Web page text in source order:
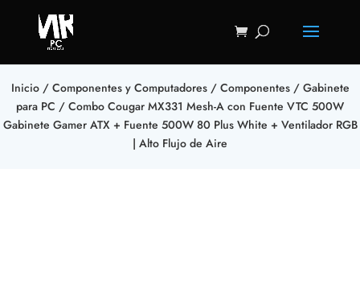
Inicio/ Componentes y Computadores/ Componentes/ Gabinete
para PC / Combo Cougar MX331 Mesh-A con Fuente VTC 500W
Gabinete Gamer ATX + Fuente 500W 80 Plus White + Ventilador RGB
| Alto Flujo de Aire